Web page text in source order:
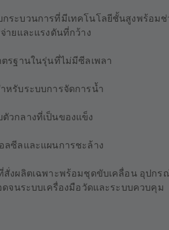
กระบวนการที่มีเทคโนโลยีชั้นสูงพร้อมช่
ายและแรงดันที่กว้าง
รฐานในรุ่นที่ไม่มีซีลเพลา
หรับระบบการจัดการน้ำ
วกลางที่เป็นของแข็ง
ลซีลและแผนการชะล้าง
สั่งผลิตเฉพาะพร้อมชุดขับเคลื่อน อุปกร
ดจนระบบเครื่องมือวัดและระบบควบคุม